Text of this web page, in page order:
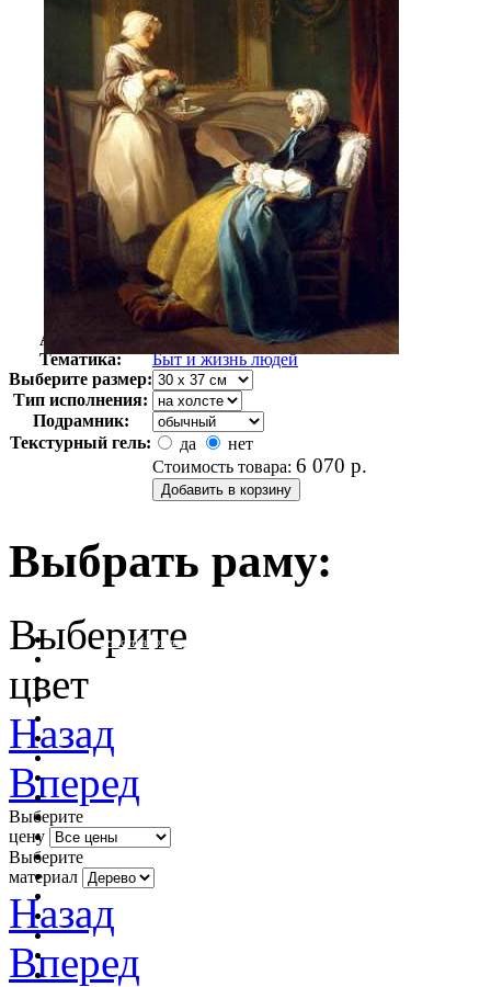
Жора Этьен
Арт-стиль
Жанровая живопись
Тематика:
Быт и жизнь людей
Выберите размер:
Тип исполнения:
Подрамник:
Текстурный гель:
да
нет
Стоимость товара: 6 070 р.
Выбрать раму:
очистить фильтр цвета
Выберите
цвет
Назад
Вперед
Выберите
цену
Выберите
материал
Назад
Вперед